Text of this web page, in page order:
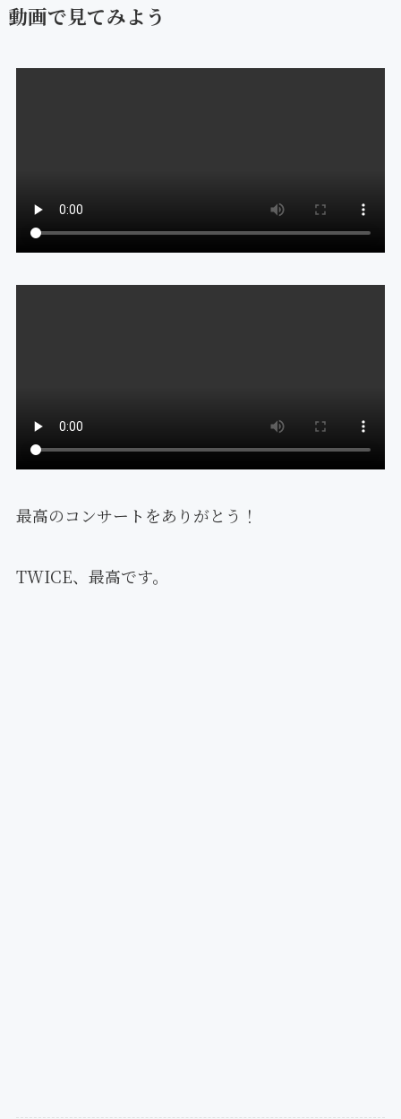
動画で見てみよう
最高のコンサートをありがとう！
TWICE、最高です。